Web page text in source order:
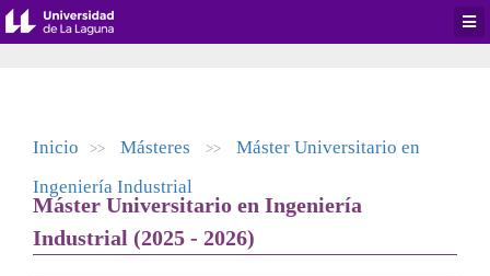
Inicio >> Másteres >>
Máster Universitario en
Ingeniería Industrial
Máster Universitario en Ingeniería
Industrial (2025 - 2026)